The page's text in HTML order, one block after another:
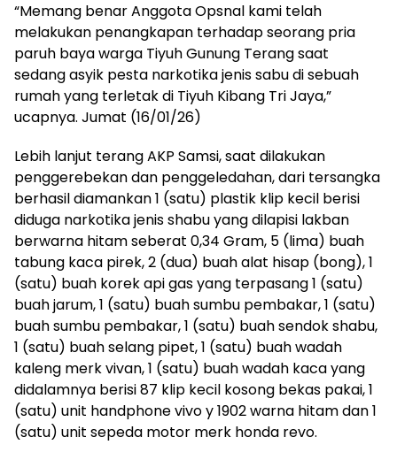
“Memang benar Anggota Opsnal kami telah
melakukan penangkapan terhadap seorang pria
paruh baya warga Tiyuh Gunung Terang saat
sedang asyik pesta narkotika jenis sabu di sebuah
rumah yang terletak di Tiyuh Kibang Tri Jaya,”
ucapnya. Jumat (16/01/26)
Lebih lanjut terang AKP Samsi, saat dilakukan
penggerebekan dan penggeledahan, dari tersangka
berhasil diamankan 1 (satu) plastik klip kecil berisi
diduga narkotika jenis shabu yang dilapisi lakban
berwarna hitam seberat 0,34 Gram, 5 (lima) buah
tabung kaca pirek, 2 (dua) buah alat hisap (bong), 1
(satu) buah korek api gas yang terpasang 1 (satu)
buah jarum, 1 (satu) buah sumbu pembakar, 1 (satu)
buah sumbu pembakar, 1 (satu) buah sendok shabu,
1 (satu) buah selang pipet, 1 (satu) buah wadah
kaleng merk vivan, 1 (satu) buah wadah kaca yang
didalamnya berisi 87 klip kecil kosong bekas pakai, 1
(satu) unit handphone vivo y 1902 warna hitam dan 1
(satu) unit sepeda motor merk honda revo.